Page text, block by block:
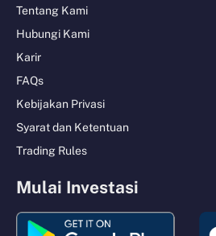
Tentang Kami
Hubungi Kami
Karir
FAQs
Kebijakan Privasi
Syarat dan Ketentuan
Trading Rules
Mulai Investasi